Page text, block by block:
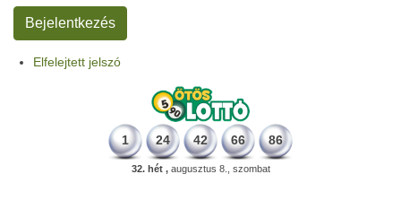
Elfelejtett jelszó
1 24 42 66 86
32. hét ,augusztus 8., szombat